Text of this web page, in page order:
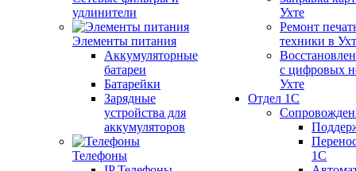
удлинители
Элементы питания
Аккумуляторные
батареи
Батарейки
Зарядные
устройства для
аккумуляторов
Телефоны
Ухте
Ремонт
техники в
с цифровых
Ухте
Отдел 1С
1С